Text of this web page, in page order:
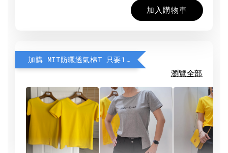
加入購物車
加購 MIT防曬透氣棉T 只要190元
瀏覽全部